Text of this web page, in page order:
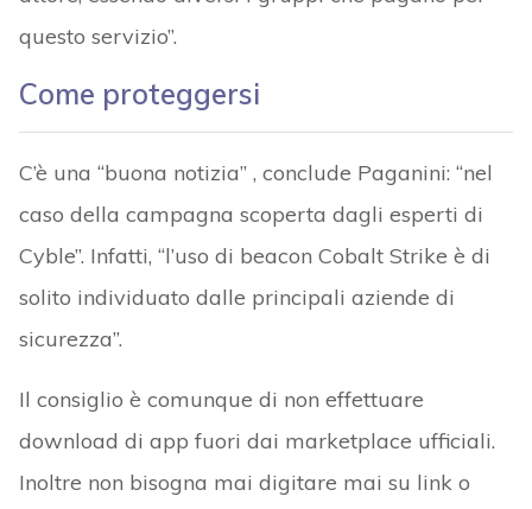
questo servizio”.
Come proteggersi
C’è una “buona notizia” , conclude Paganini: “nel
caso della campagna scoperta dagli esperti di
Cyble”. Infatti, “l’uso di beacon Cobalt Strike è di
solito individuato dalle principali aziende di
sicurezza”.
Il consiglio è comunque di non effettuare
download di app fuori dai marketplace ufficiali.
Inoltre non bisogna mai digitare mai su link o